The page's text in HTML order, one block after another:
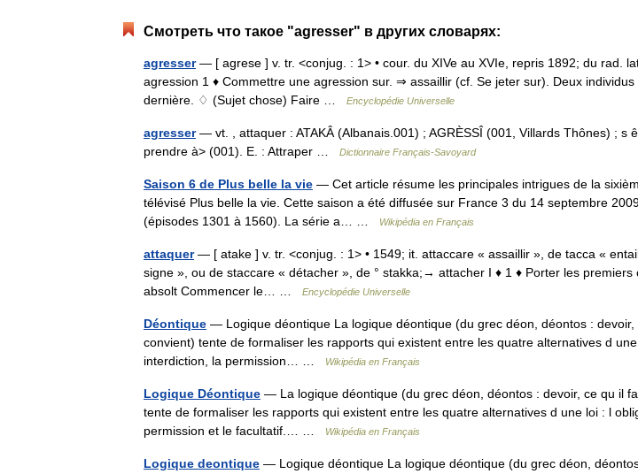
Смотреть что такое "agresser" в других словарях:
agresser— [ agrese ] v. tr. <conjug. : 1> • cour. du XIVe au XVIe, repris 1892; du rad.
agression 1 ♦ Commettre une agression sur. ⇒ assaillir (cf. Se jeter sur). Deux
dernière. ♢ (Sujet chose) Faire …
Encyclopédie Universelle
agresser— vt. , attaquer : ATAKÂ (Albanais.001) ; AGRÈSSÎ (001, Villards Thônes) ; s
prendre à> (001). E. : Attraper …
Dictionnaire Français-Savoyard
Saison 6 de Plus belle la vie — Cet article résume les principales intrigues de la
télévisé Plus belle la vie. Cette saison a été diffusée sur France 3 du 14 septembre
(épisodes 1301 à 1560). La série a… …
Wikipédia en Français
attaquer— [ atake ] v. tr. <conjug. : 1> • 1549; it. attaccare « assaillir », de tacca «
signe », ou de staccare « détacher », de ° stakka;→ attacher I ♦ 1 ♦ Porter les premiers
absolt Commencer le… …
Encyclopédie Universelle
Déontique — Logique déontique La logique déontique (du grec déon, déontos : devoir,
convient) tente de formaliser les rapports qui existent entre les quatre alternatives d
interdiction, la permission… …
Wikipédia en Français
Logique Déontique — La logique déontique (du grec déon, déontos : devoir, ce qu il
tente de formaliser les rapports qui existent entre les quatre alternatives d une loi : l
permission et le facultatif.… …
Wikipédia en Français
Logique deontique — Logique déontique La logique déontique (du grec déon,